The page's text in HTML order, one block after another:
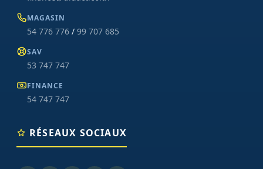
MAGASIN
54 776 776 / 99 707 685
SAV
53 747 747
FINANCE
54 747 747
RÉSEAUX SOCIAUX